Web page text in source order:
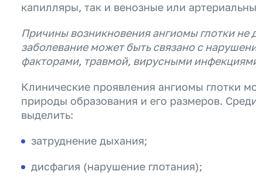
капилляры, так и венозные или
Причины возникновения ангиомы глотки не
заболевание может быть связано с
факторами, травмой, вирусными
Клинические проявления ангиомы глотки
природы образования и его размеров.
выделить:
затруднение дыхания;
дисфагия (нарушение глотания);